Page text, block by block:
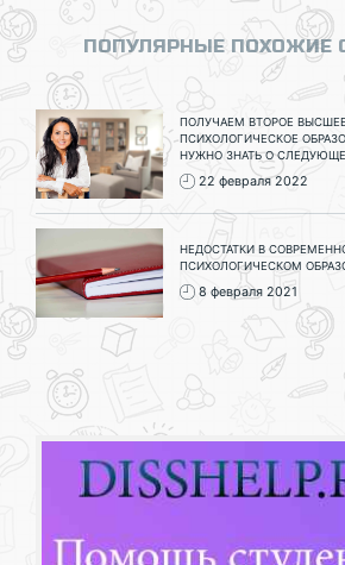
ПОПУЛЯРНЫЕ ПОХОЖИЕ
ПОЛУЧАЕМ ВТОРОЕ ВЫСШЕЕ
ПСИХОЛОГИЧЕСКОЕ
НУЖНО ЗНАТЬ О
22 февраля 2022
НЕДОСТАТКИ В
ПСИХОЛОГИЧЕСКОМ
8 февраля 2021